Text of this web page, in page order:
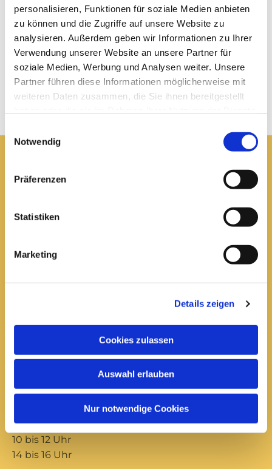
personalisieren, Funktionen für soziale Medien anbieten
zu können und die Zugriffe auf unsere Website zu
analysieren. Außerdem geben wir Informationen zu Ihrer
Verwendung unserer Website an unsere Partner für
soziale Medien, Werbung und Analysen weiter. Unsere
Partner führen diese Informationen möglicherweise mit
weiteren Daten zusammen, die Sie ihnen bereitgestellt
Notwendig
Präferenzen
Statistiken
Marketing
Details zeigen
Cookies zulassen
Auswahl erlauben
Nur notwendige Cookies
Pfarrei St. Elisabeth Arnstadt
Büro Arnstadt
Mittwoch
14 bis 16 Uhr
Donnerstag
10 bis 12 Uhr
14 bis 16 Uhr